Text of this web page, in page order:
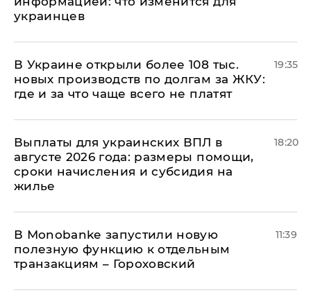
украинцев
В Украине открыли более 108 тыс.
новых производств по долгам за ЖКУ:
где и за что чаще всего не платят
19:35
Выплаты для украинских ВПЛ в
августе 2026 года: размеры помощи,
сроки начисления и субсидия на
жилье
18:20
В Мonobankе запустили новую
полезную функцию к отдельным
транзакциям – Гороховский
11:39